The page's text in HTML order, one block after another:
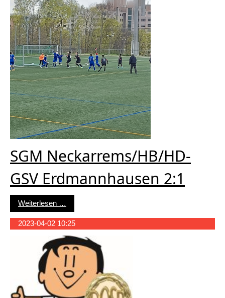
SGM Neckarrems/HB/HD-
GSV Erdmannhausen 2:1
Weiterlesen …
2023-04-02 10:25